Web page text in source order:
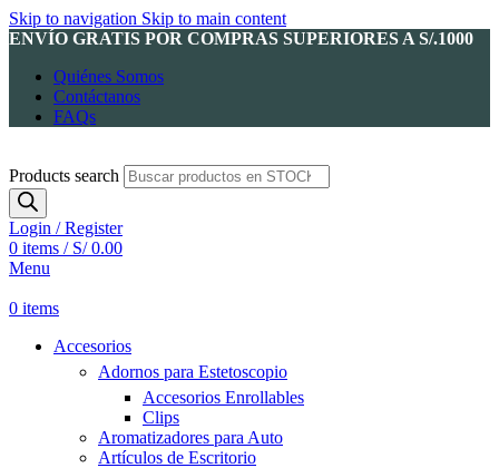
Skip to navigation Skip to main content
ENVÍO GRATIS POR COMPRAS SUPERIORES A S/.1000
Quiénes Somos
Contáctanos
FAQs
Products search
Login / Register
0 items / S/0.00
Menu
0 items
Accesorios
Adornos para Estetoscopio
Accesorios Enrollables
Clips
Aromatizadores para Auto
Artículos de Escritorio